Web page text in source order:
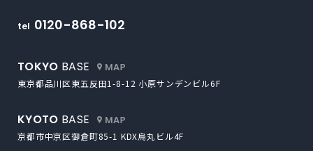
tel 0120-868-102
TOKYO BASE 外部サイトにリンクします
東京都品川区東五反田1-8-12 小原サンデンビル6F
KYOTO BASE 外部サイトにリンクします
京都市中京区御倉町85-1 KDX烏丸ビル4F